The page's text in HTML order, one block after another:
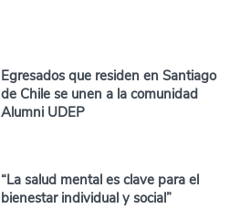
Egresados que residen en Santiago
de Chile se unen a la comunidad
Alumni UDEP
“La salud mental es clave para el
bienestar individual y social”